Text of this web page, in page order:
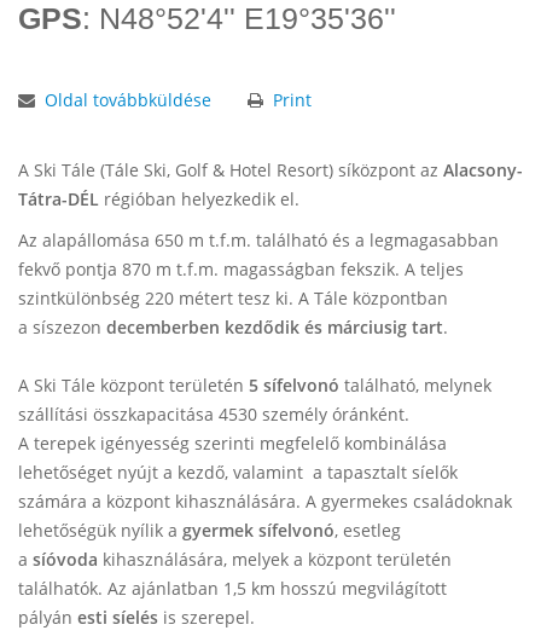
GPS: N48°52'4'' E19°35'36''
Oldal továbbküldése Print
A Ski Tále (Tále Ski, Golf & Hotel Resort) síközpont az Alacsony-
Tátra-DÉL régióban helyezkedik el.
Az alapállomása 650 m t.f.m. található és a legmagasabban
fekvő pontja 870 m t.f.m. magasságban fekszik. A teljes
szintkülönbség 220 métert tesz ki. A Tále központban
a síszezon decemberben kezdődik és márciusig tart.
A Ski Tále központ területén 5 sífelvonó található, melynek
szállítási összkapacitása 4530 személy óránként.
A terepek igényesség szerinti megfelelő kombinálása
lehetőséget nyújt a kezdő, valamint a tapasztalt síelők
számára a központ kihasználására. A gyermekes családoknak
lehetőségük nyílik a gyermek sífelvonó, esetleg
a síóvoda kihasználására, melyek a központ területén
találhatók. Az ajánlatban 1,5 km hosszú megvilágított
pályán esti síelés is szerepel.